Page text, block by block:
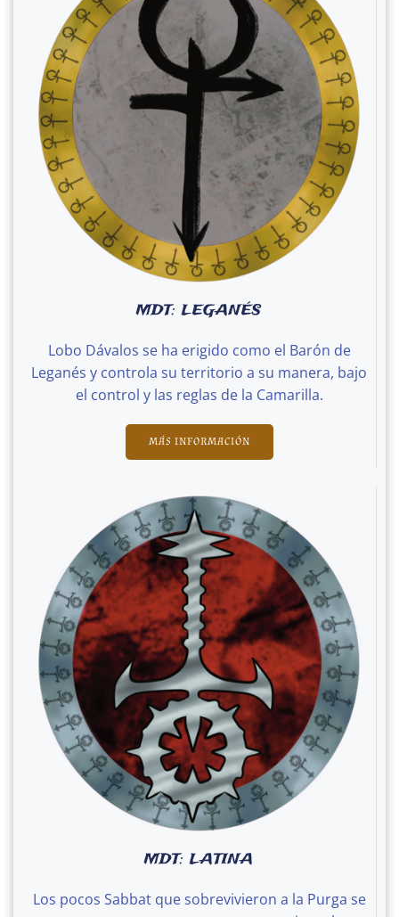
MDT: LEGANÉS
Lobo Dávalos se ha erigido como el Barón de
Leganés y controla su territorio a su manera, bajo
el control y las reglas de la Camarilla.
MÁS INFORMACIÓN
MDT: LATINA
Los pocos Sabbat que sobrevivieron a la Purga se